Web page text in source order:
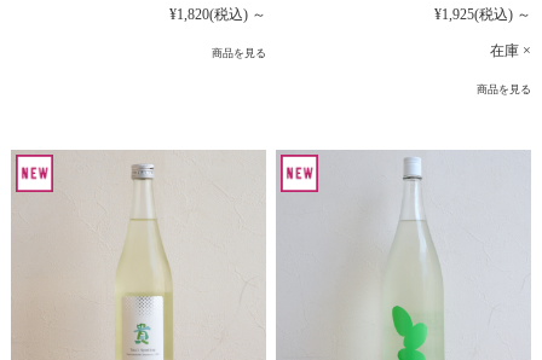
¥1,820(税込) ～
商品を見る
¥1,925(税込) ～
在庫 ×
商品を見る